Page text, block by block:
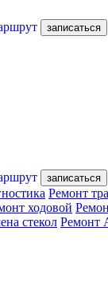
записаться
записаться
Ремонт
ходовой
стекол